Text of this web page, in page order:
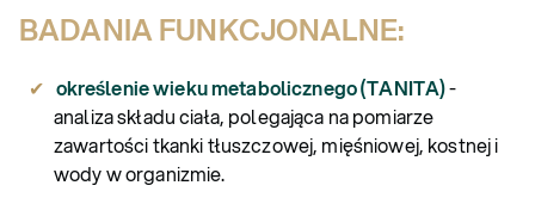
BADANIA FUNKCJONALNE:
określenie wieku metabolicznego (TANITA)-
analiza składu ciała, polegająca na pomiarze
zawartości tkanki tłuszczowej, mięśniowej, kostnej i
wody w organizmie.